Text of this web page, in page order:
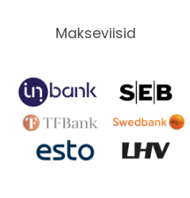
Makseviisid